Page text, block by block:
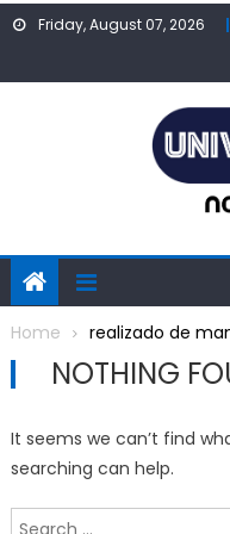
Skip
Friday, August 07, 2026
Home realizado de
NOTHING
It seems we can’t find
searching can help.